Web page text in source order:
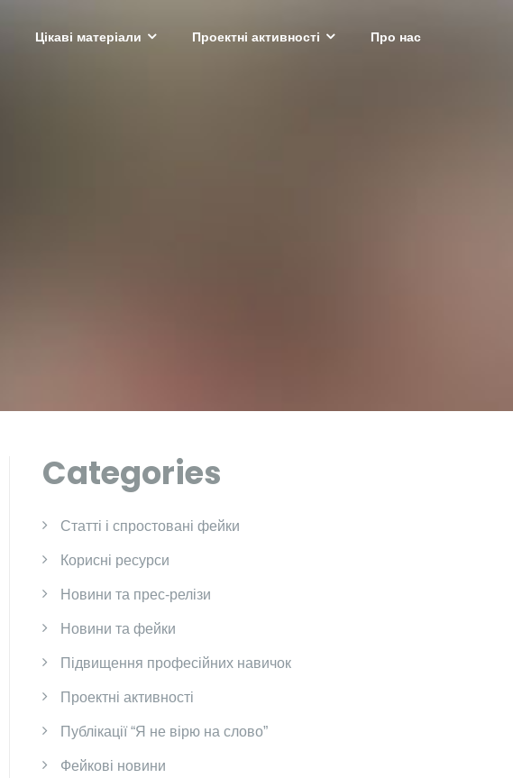
Цікаві матеріали Проектні активності Про нас
Categories
Cтатті і спростовані фейки
Корисні ресурси
Новини та прес-релізи
Новини та фейки
Підвищення професійних навичок
Проектні активності
Публікації “Я не вірю на слово”
Фейкові новини